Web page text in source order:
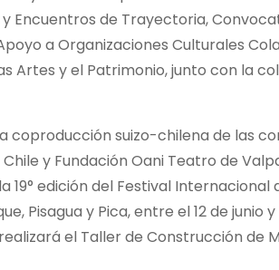
Encuentros de Trayectoria,
a Organizaciones Culturales
Artes y el Patrimonio, junto con la
coproducción suizo-chilena de las
y Fundación Oani Teatro de
19° edición del Festival Internacional
Pisagua y Pica, entre el 12 de junio
el Taller de Construcción de